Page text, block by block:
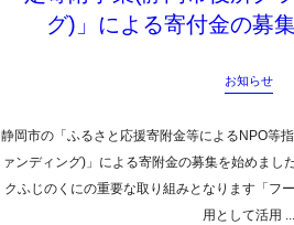
グ)」による寄付金の募
お知らせ
静岡市の「ふるさと応援寄附金等によるNPO等
ァンディング)」による寄附金の募集を始めまし
クふじのくにの重要な取り組みとなります「フ
用として活用 ...